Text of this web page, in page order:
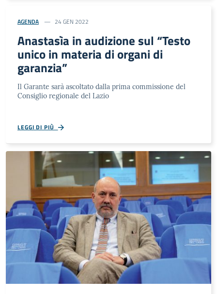
AGENDA 24 GEN 2022
Anastasìa in audizione sul “Testo
unico in materia di organi di
garanzia”
Il Garante sarà ascoltato dalla prima commissione del
Consiglio regionale del Lazio
LEGGI DI PIÙ